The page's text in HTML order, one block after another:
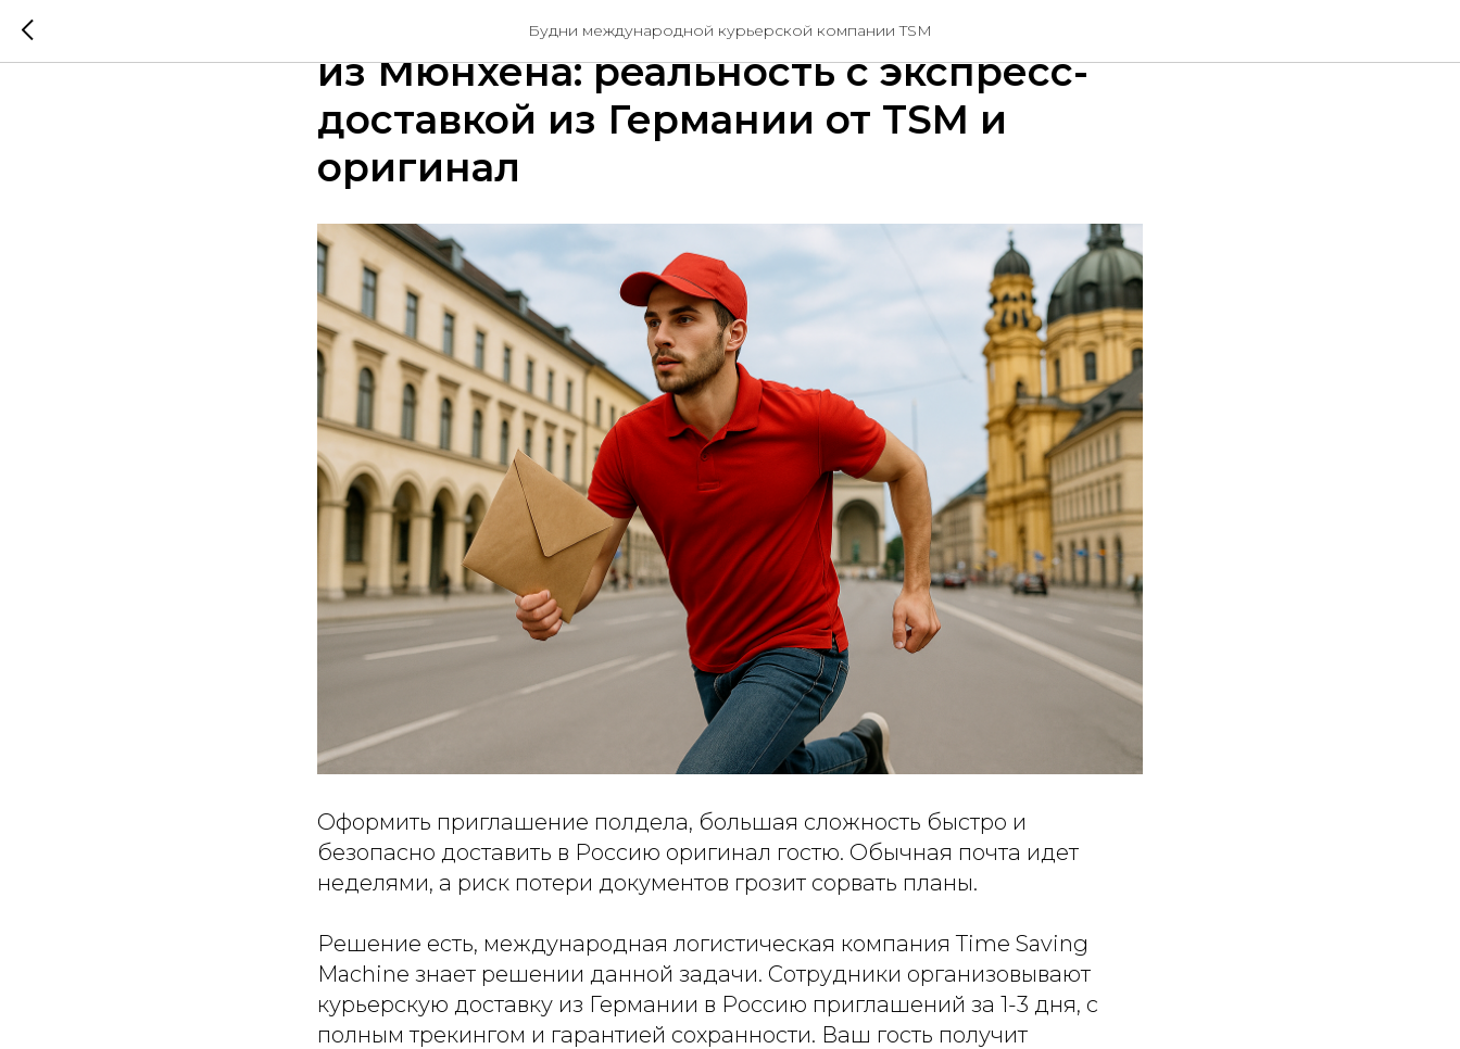
Будни международной курьерской компании TSM
Приглашение на визу в руках за 3 дня
из Мюнхена: реальность с экспресс-
доставкой из Германии от TSM и
оригинал
Оформить приглашение полдела, большая сложность быстро и
безопасно доставить в Россию оригинал гостю. Обычная почта идет
неделями, а риск потери документов грозит сорвать планы.
Решение есть, международная логистическая компания Time Saving
Machine знает решении данной задачи. Сотрудники организовывают
курьерскую доставку из Германии в Россию приглашений за 1-3 дня, с
полным трекингом и гарантией сохранности. Ваш гость получит